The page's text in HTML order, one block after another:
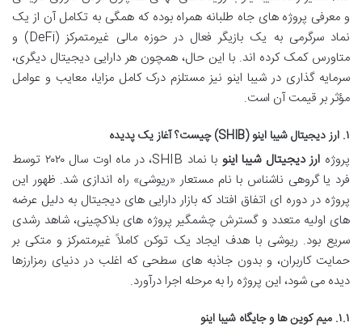
و معرفی پروژه های جاه طلبانه همراه بوده که همگی به تکامل آن از یک
نماد سرگرمی به یک بازیگر فعال در حوزه مالی غیرمتمرکز (DeFi) و
متاورس کمک کرده اند. با این حال، همچون هر دارایی دیجیتال دیگری،
سرمایه گذاری در شیبا اینو نیز مستلزم درک کامل مزایا، معایب و عوامل
مؤثر بر قیمت آن است.
۱. ارز دیجیتال شیبا اینو (SHIB) چیست؟ آغاز یک پدیده
پروژه ارز دیجیتال شیبا اینو
با نماد SHIB، در ماه اوت سال ۲۰۲۰ توسط
فرد یا گروهی ناشناس با نام مستعار «ریوشی» راه اندازی شد. ظهور این
پروژه در دوره ای اتفاق افتاد که بازار دارایی های دیجیتال به دلیل عرضه
های اولیه متعدد و گسترش چشمگیر پروژه های بلاکچینی، شاهد رشدی
سریع بود. ریوشی با هدف ایجاد یک توکن کاملاً غیرمتمرکز و متکی بر
حمایت کاربران، و بدون جاذبه های سطحی که اغلب در دنیای رمزارزها
دیده می شود، این پروژه را به مرحله اجرا درآورد.
۱.۱. میم کوین ها و جایگاه شیبا اینو